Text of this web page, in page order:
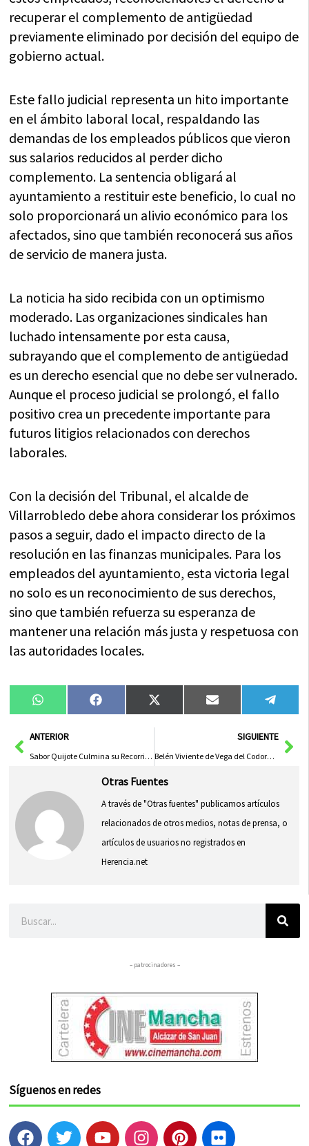
recuperar el complemento de antigüedad
previamente eliminado por decisión del equipo de
gobierno actual.
Este fallo judicial representa un hito importante
en el ámbito laboral local, respaldando las
demandas de los empleados públicos que vieron
sus salarios reducidos al perder dicho
complemento. La sentencia obligará al
ayuntamiento a restituir este beneficio, lo cual no
solo proporcionará un alivio económico para los
afectados, sino que también reconocerá sus años
de servicio de manera justa.
La noticia ha sido recibida con un optimismo
moderado. Las organizaciones sindicales han
luchado intensamente por esta causa,
subrayando que el complemento de antigüedad
es un derecho esencial que no debe ser vulnerado.
Aunque el proceso judicial se prolongó, el fallo
positivo crea un precedente importante para
futuros litigios relacionados con derechos
laborales.
Con la decisión del Tribunal, el alcalde de
Villarrobledo debe ahora considerar los próximos
pasos a seguir, dado el impacto directo de la
resolución en las finanzas municipales. Para los
empleados del ayuntamiento, esta victoria legal
no solo es un reconocimiento de sus derechos,
sino que también refuerza su esperanza de
mantener una relación más justa y respetuosa con
las autoridades locales.
Compartir
en
WhatsAppCompartir
en
FacebookCompartir
en
X
(Twitter)
Compartir
en
Email
en
AntANTERIOR
Sabor Quijote Culmina su Recorrido 2023 en el Espacio Nao Victoria de Sevilla
SIGUIENTE
Belén Viviente de Vega del Codorno: Tradición Inmaterial Declarada Bien de Interés Cultural
Otras Fuentes
A través de "Otras fuentes" publicamos artículos
relacionados de otros medios, notas de prensa, o
artículos de usuarios no registrados en
Herencia.net
– patrocinadores –
Síguenos en redes
F T Y I P F